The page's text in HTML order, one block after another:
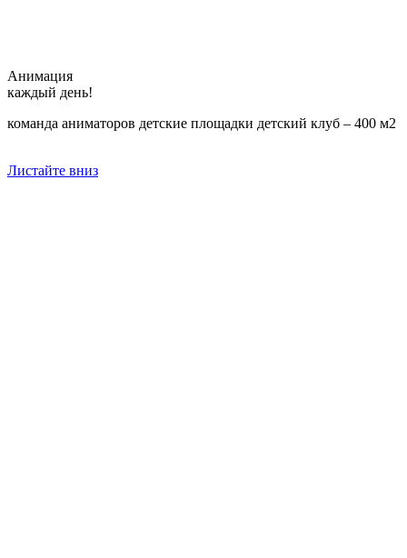
Анимация
каждый день!
команда аниматоров детские площадки детский клуб – 400 м2
Листайте вниз